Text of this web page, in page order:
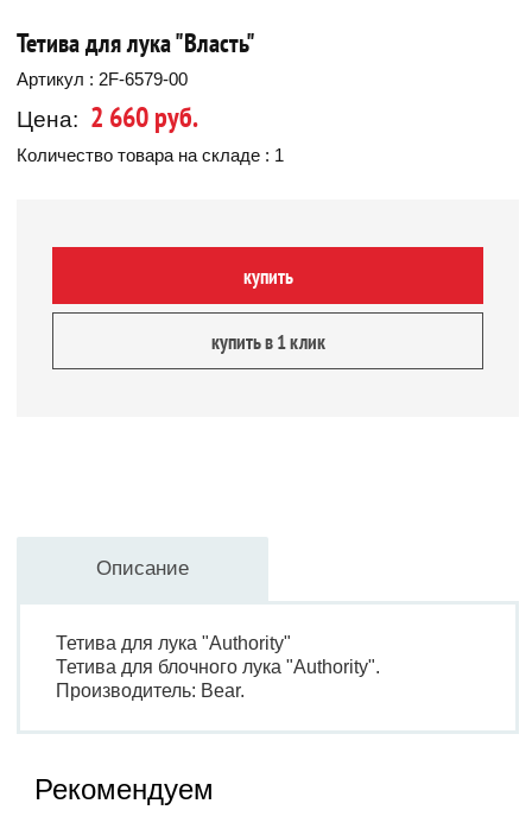
Тетива для лука "Власть"
Артикул : 2F-6579-00
Цена: 2 660 руб.
Количество товара на складе : 1
купить
купить в 1 клик
Описание
Тетива для лука "Authority"
Тетива для блочного лука "Authority".
Производитель: Bear.
Рекомендуем